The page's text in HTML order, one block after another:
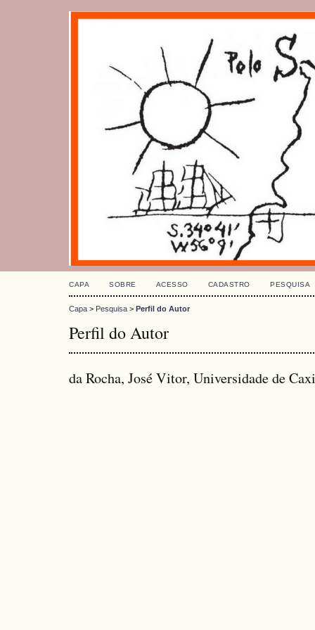
CAPA SOBRE ACESSO CADASTRO PESQUISA
Capa > Pesquisa > Perfil do Autor
Perfil do Autor
da Rocha, José Vitor, Universidade de